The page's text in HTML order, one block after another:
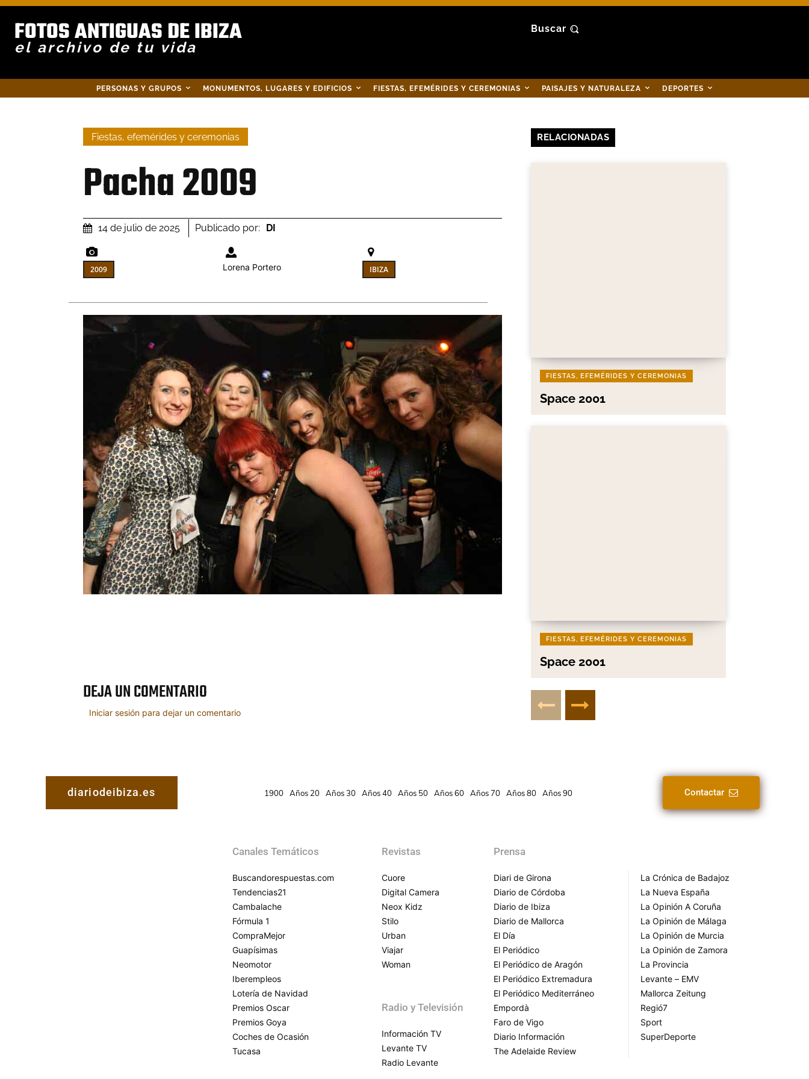
FOTOS ANTIGUAS DE IBIZA
el archivo de tu vida
Buscar
PERSONAS Y GRUPOS MONUMENTOS, LUGARES Y EDIFICIOS FIESTAS, EFEMÉRIDES Y CEREMONIAS PAISAJES Y NATURALEZA DEPORTES
Fiestas, efemérides y ceremonias
Pacha 2009
14 de julio de 2025 Publicado por: DI
2009 Lorena Portero IBIZA
DEJA UN COMENTARIO
Iniciar sesión para dejar un comentario
RELACIONADAS
FIESTAS, EFEMÉRIDES Y CEREMONIAS
Space 2001
FIESTAS, EFEMÉRIDES Y CEREMONIAS
Space 2001
diariodeibiza.es 1900 Años 20 Años 30 Años 40 Años 50 Años 60 Años 70 Años 80 Años 90 Contactar
Canales Temáticos
Buscandorespuestas.com
Tendencias21
Cambalache
Fórmula 1
CompraMejor
Guapísimas
Neomotor
Iberempleos
Lotería de Navidad
Premios Oscar
Premios Goya
Coches de Ocasión
Tucasa
Revistas
Cuore
Digital Camera
Neox Kidz
Stilo
Urban
Viajar
Woman
Radio y Televisión
Información TV
Levante TV
Radio Levante
Prensa
Diari de Girona
Diario de Córdoba
Diario de Ibiza
Diario de Mallorca
El Día
El Periódico
El Periódico de Aragón
El Periódico Extremadura
El Periódico Mediterráneo
Empordà
Faro de Vigo
Diario Información
The Adelaide Review
La Crónica de Badajoz
La Nueva España
La Opinión A Coruña
La Opinión de Málaga
La Opinión de Murcia
La Opinión de Zamora
La Provincia
Levante – EMV
Mallorca Zeitung
Regió7
Sport
SuperDeporte